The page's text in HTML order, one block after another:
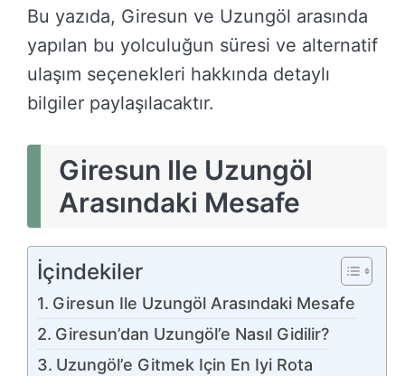
Bu yazıda, Giresun ve Uzungöl arasında
yapılan bu yolculuğun süresi ve alternatif
ulaşım seçenekleri hakkında detaylı
bilgiler paylaşılacaktır.
Giresun Ile Uzungöl
Arasındaki Mesafe
İçindekiler
Giresun Ile Uzungöl Arasındaki Mesafe
Giresun’dan Uzungöl’e Nasıl Gidilir?
Uzungöl’e Gitmek Için En Iyi Rota